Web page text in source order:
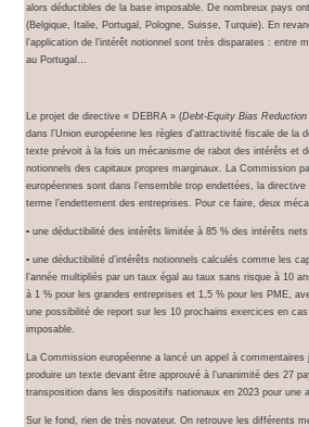
alors déductibles de la base imposable. De nombreux pays
(Belgique, Italie, Portugal, Pologne, Suisse, Turquie). En
l’application de l’intérêt notionnel sont très disparates : entre
au Portugal…
Le projet de directive « DEBRA » (Debt-Equity Bias Reduction
dans l’Union européenne les règles d’attractivité fiscale de la
texte prévoit à la fois un mécanisme de rabot des intérêts et
notionnels des capitaux propres marginaux. La Commission
européennes sont dans l’ensemble trop endettées, la
terme l’endettement des entreprises. Pour ce faire, deux
▪ une déductibilité des intérêts limitée à 85 % des intérêts nets
▪ une déductibilité d’intérêts notionnels calculés comme les
l’année multipliés par un taux égal au taux sans risque à 10
à 1 % pour les grandes entreprises et 1,5 % pour les PME,
une possibilité de report sur les 10 prochains exercices en
imposable.
La Commission européenne a lancé un appel à commentaires
produire un texte devant être approuvé à l’unanimité des 27
transposition dans les dispositifs nationaux en 2023 pour une
Sur le fond, rien de très novateur. On retrouve les différents